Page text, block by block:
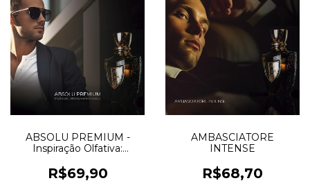
ABSOLU PREMIUM -
Inspiração Olfativa:
R$69,90
AMBASCIATORE
INTENSE
R$68,70